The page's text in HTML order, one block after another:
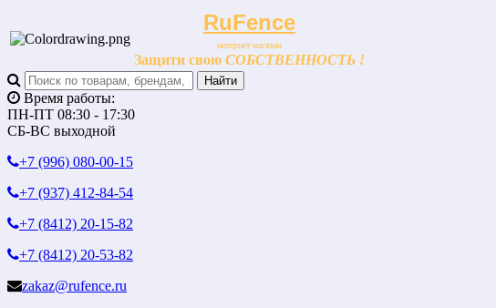
RuFence
интернет магазин
Защити свою СОБСТВЕННОСТЬ !
Время работы:
ПН-ПТ 08:30 - 17:30
СБ-ВС выходной
+7 (996) 080-00-15
+7 (937) 412-84-54
+7 (8412) 20-15-82
+7 (8412) 20-53-82
zakaz@rufence.ru